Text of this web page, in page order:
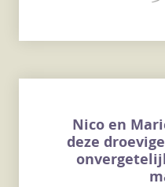
Nico en
deze